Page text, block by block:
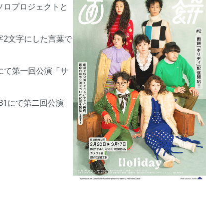
プロジェクトと
2文字にした言葉で
て第一回公演「サ
にて第二回公演